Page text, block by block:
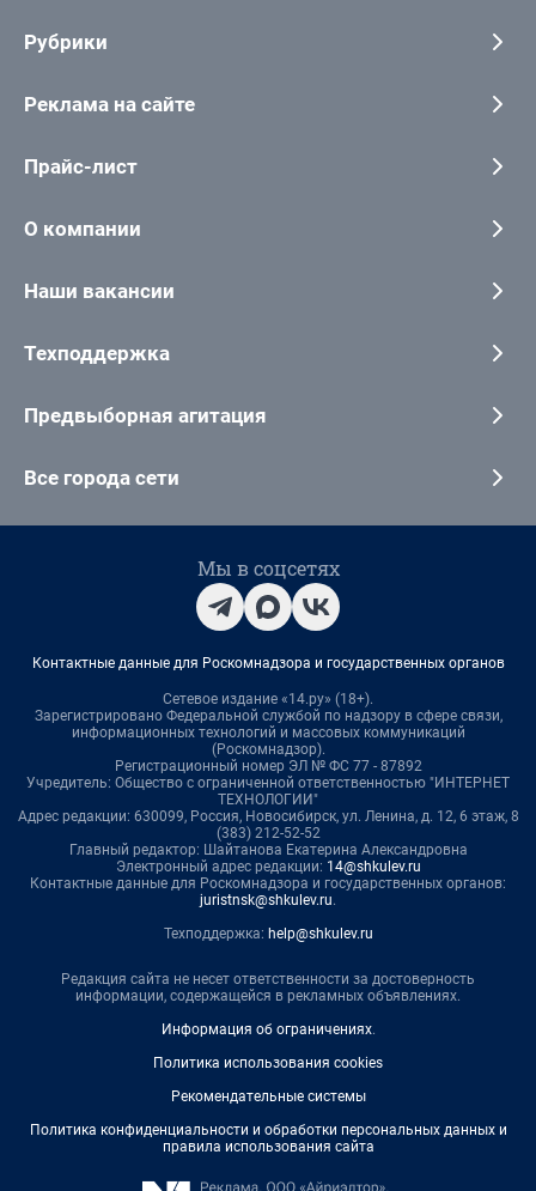
Рубрики
Реклама на сайте
Прайс-лист
О компании
Наши вакансии
Техподдержка
Предвыборная агитация
Все города сети
Мы в соцсетях
Контактные данные для Роскомнадзора и государственных органов
Сетевое издание «14.ру» (18+).
Зарегистрировано Федеральной службой по надзору в сфере связи,
информационных технологий и массовых коммуникаций
(Роскомнадзор).
Регистрационный номер ЭЛ № ФС 77 - 87892
Учредитель: Общество с ограниченной ответственностью "ИНТЕРНЕТ
ТЕХНОЛОГИИ"
Адрес редакции: 630099, Россия, Новосибирск, ул. Ленина, д. 12, 6 этаж, 8
(383) 212-52-52
Главный редактор: Шайтанова Екатерина Александровна
Электронный адрес редакции: 14@shkulev.ru
Контактные данные для Роскомнадзора и государственных органов:
juristnsk@shkulev.ru.
Техподдержка: help@shkulev.ru
Редакция сайта не несет ответственности за достоверность
информации, содержащейся в рекламных объявлениях.
Информация об ограничениях.
Политика использования cookies
Рекомендательные системы
Политика конфиденциальности и обработки персональных данных и
правила использования сайта